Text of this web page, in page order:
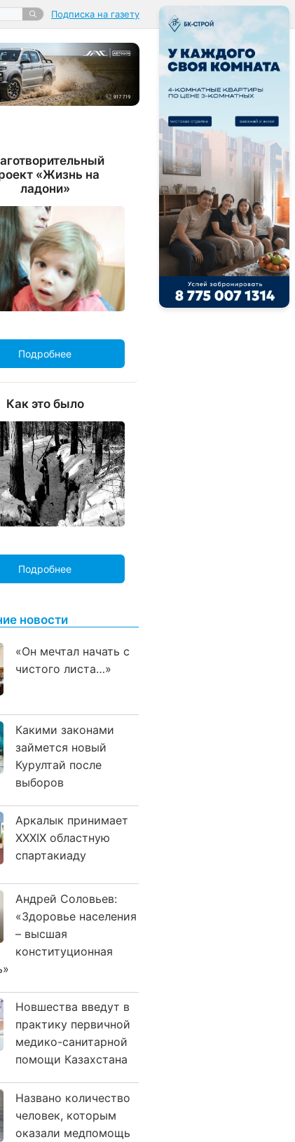
Подписка на газету
«Жизнь на
ладони»
Подробнее
Как это было
Подробнее
новости
«Он мечтал начать с
чистого листа…»
Какими законами
займется новый
Курултай после
выборов
Аркалык принимает
XXXIX областную
спартакиаду
Андрей Соловьев:
«Здоровье населения
– высшая
конституционная
Новшества введут в
практику первичной
медико-санитарной
помощи Казахстана
Названо количество
человек, которым
оказали медпомощь